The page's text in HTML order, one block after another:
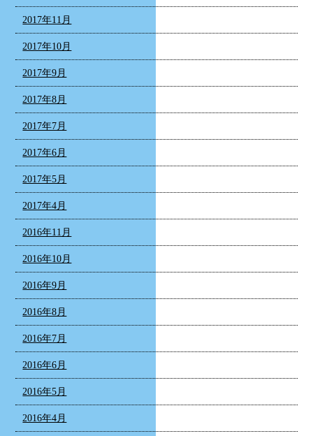
2017年11月
2017年10月
2017年9月
2017年8月
2017年7月
2017年6月
2017年5月
2017年4月
2016年11月
2016年10月
2016年9月
2016年8月
2016年7月
2016年6月
2016年5月
2016年4月